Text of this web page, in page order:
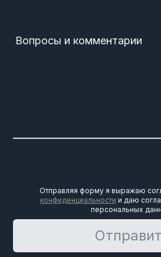
Вопросы и комментарии
Отправляя форму я выражаю
конфиденциальности и даю
персональных